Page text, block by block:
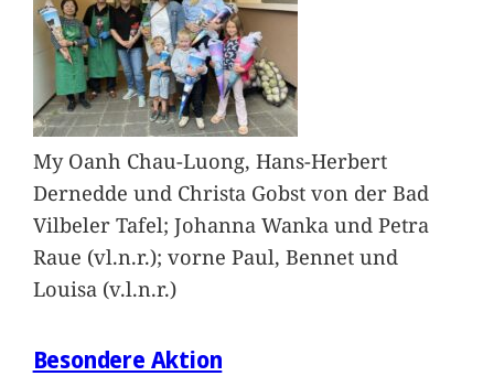
My Oanh Chau-Luong, Hans-Herbert
Dernedde und Christa Gobst von der Bad
Vilbeler Tafel; Johanna Wanka und Petra
Raue (vl.n.r.); vorne Paul, Bennet und
Louisa (v.l.n.r.)
Besondere Aktion